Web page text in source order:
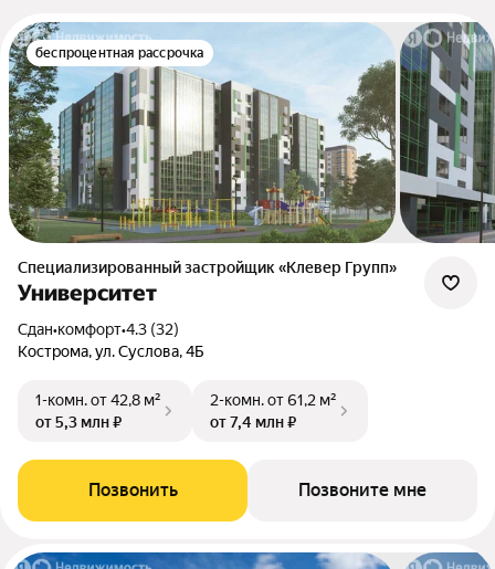
беспроцентная рассрочка
Специализированный застройщик «Клевер Групп»
Университет
Сдан•комфорт•4.3 (32)
Кострома, ул. Суслова, 4Б
1-комн.от 42,8 м²
от 5,3 млн ₽
2-комн.от 61,2 м²
от 7,4 млн ₽
Позвонить Позвоните мне